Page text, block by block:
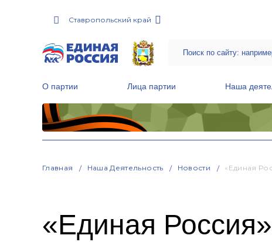
Ставропольский край
О партии Лица партии Наша
Главная Наша Деятельность Новости «Единая
«Единая